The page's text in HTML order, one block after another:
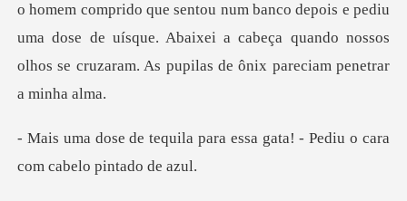
sentou num banco depois e pediu
uma dose de uísque. Abaixei a cabeça quando
ara essa gata! - Pediu o car